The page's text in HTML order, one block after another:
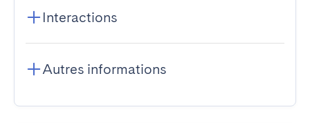
Interactions
Autres informations